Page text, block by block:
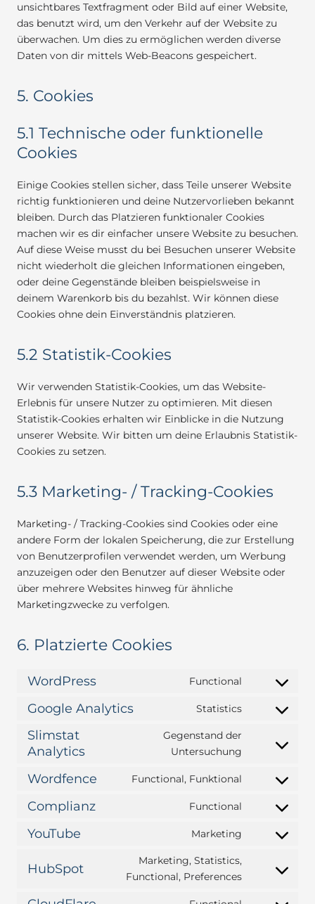
unsichtbares Textfragment oder Bild auf einer Website,
das benutzt wird, um den Verkehr auf der Website zu
überwachen. Um dies zu ermöglichen werden diverse
Daten von dir mittels Web-Beacons gespeichert.
5. Cookies
5.1 Technische oder funktionelle
Cookies
Einige Cookies stellen sicher, dass Teile unserer Website
richtig funktionieren und deine Nutzervorlieben bekannt
bleiben. Durch das Platzieren funktionaler Cookies
machen wir es dir einfacher unsere Website zu besuchen.
Auf diese Weise musst du bei Besuchen unserer Website
nicht wiederholt die gleichen Informationen eingeben,
oder deine Gegenstände bleiben beispielsweise in
deinem Warenkorb bis du bezahlst. Wir können diese
Cookies ohne dein Einverständnis platzieren.
5.2 Statistik-Cookies
Wir verwenden Statistik-Cookies, um das Website-
Erlebnis für unsere Nutzer zu optimieren. Mit diesen
Statistik-Cookies erhalten wir Einblicke in die Nutzung
unserer Website. Wir bitten um deine Erlaubnis Statistik-
Cookies zu setzen.
5.3 Marketing- / Tracking-Cookies
Marketing- / Tracking-Cookies sind Cookies oder eine
andere Form der lokalen Speicherung, die zur Erstellung
von Benutzerprofilen verwendet werden, um Werbung
anzuzeigen oder den Benutzer auf dieser Website oder
über mehrere Websites hinweg für ähnliche
Marketingzwecke zu verfolgen.
6. Platzierte Cookies
WordPress Functional
Consent
Google Analytics Statistics
Consent
service
analytics
Slimstat
Analytics
Gegenstand der
Untersuchung
Consent
service
analytics
Wordfence Functional, Funktional
Consent
wordfence
Complianz Functional
Consent
YouTube Marketing
Consent
service
HubSpot
Marketing, Statistics,
Functional, Preferences
Consent